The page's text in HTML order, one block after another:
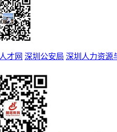
才网 深圳公安局 深圳人力资源